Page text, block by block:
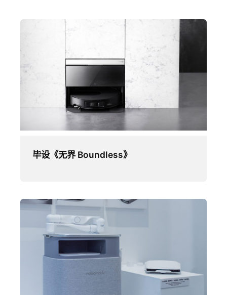
毕设《无界 Boundless》